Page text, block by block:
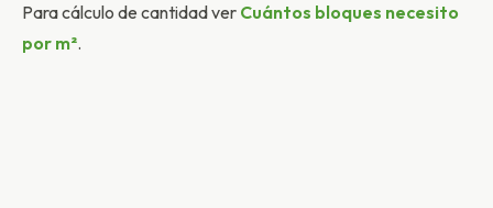
Para cálculo de cantidad ver Cuántos bloques necesito
por m².